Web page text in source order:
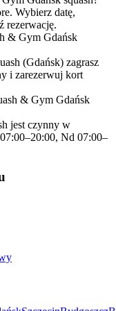
Wybierz datę,
rezerwację.
& Gym Gdańsk
(Gdańsk) zagrasz
i zarezerwuj kort
& Gym Gdańsk
jest czynny w
Nd 07:00–